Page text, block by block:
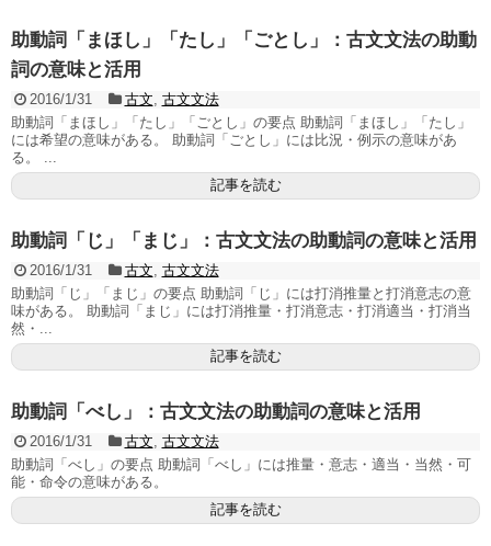
助動詞「まほし」「たし」「ごとし」：古文文法の助動
詞の意味と活用
2016/1/31 古文, 古文文法
助動詞「まほし」「たし」「ごとし」の要点 助動詞「まほし」「たし」
には希望の意味がある。 助動詞「ごとし」には比況・例示の意味があ
る。 ...
記事を読む
助動詞「じ」「まじ」：古文文法の助動詞の意味と活用
2016/1/31 古文, 古文文法
助動詞「じ」「まじ」の要点 助動詞「じ」には打消推量と打消意志の意
味がある。 助動詞「まじ」には打消推量・打消意志・打消適当・打消当
然・...
記事を読む
助動詞「べし」：古文文法の助動詞の意味と活用
2016/1/31 古文, 古文文法
助動詞「べし」の要点 助動詞「べし」には推量・意志・適当・当然・可
能・命令の意味がある。
記事を読む